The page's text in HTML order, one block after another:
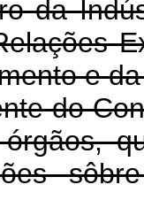
da
e
do